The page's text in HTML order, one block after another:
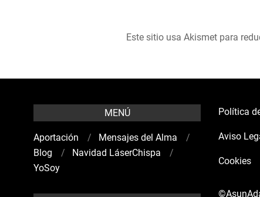
Este sitio usa Akismet para
MENÚ
Aportación
Mensajes del Alma
Blog
Navidad LáserChispa
YoSoy
Política
Aviso
Cookies